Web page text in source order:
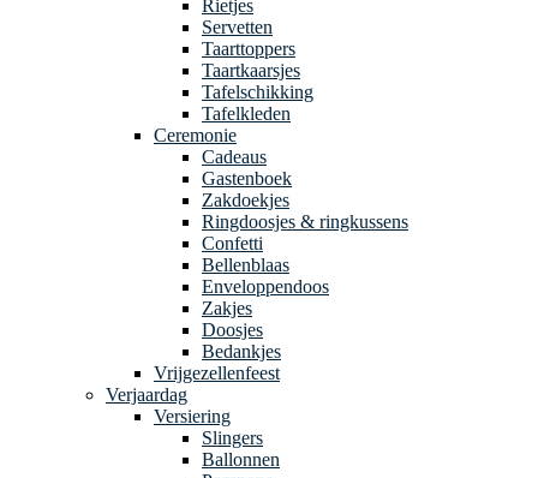
Rietjes
Servetten
Taarttoppers
Taartkaarsjes
Tafelschikking
Tafelkleden
Ceremonie
Cadeaus
Gastenboek
Zakdoekjes
Ringdoosjes & ringkussens
Confetti
Bellenblaas
Enveloppendoos
Zakjes
Doosjes
Bedankjes
Vrijgezellenfeest
Verjaardag
Versiering
Slingers
Ballonnen